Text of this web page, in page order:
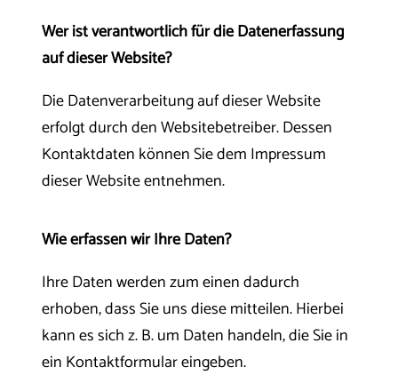
Wer ist verantwortlich für die Datenerfassung
auf dieser Website?
Die Datenverarbeitung auf dieser Website
erfolgt durch den Websitebetreiber. Dessen
Kontaktdaten können Sie dem Impressum
dieser Website entnehmen.
Wie erfassen wir Ihre Daten?
Ihre Daten werden zum einen dadurch
erhoben, dass Sie uns diese mitteilen. Hierbei
kann es sich z. B. um Daten handeln, die Sie in
ein Kontaktformular eingeben.